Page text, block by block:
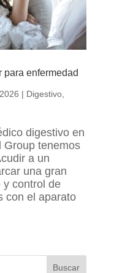
para enfermedad
| Digestivo,
digestivo en
Group tenemos
a un
una gran
y control de
con el aparato
Buscar